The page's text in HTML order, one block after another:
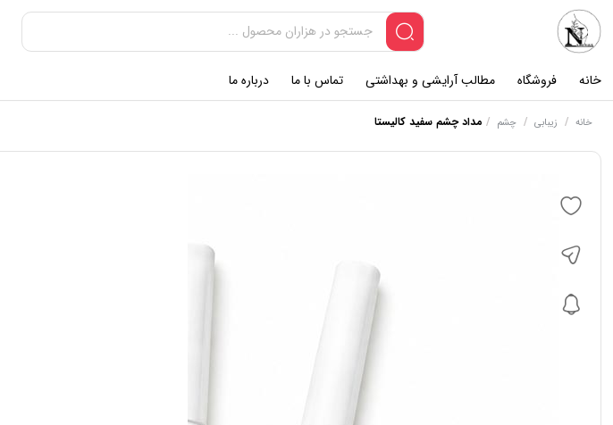
خانه فروشگاه مطالب آرایشی و بهداشتی تماس با ما درباره ما
خانه / زیبابی / چشم / مداد چشم سفید کالیستا